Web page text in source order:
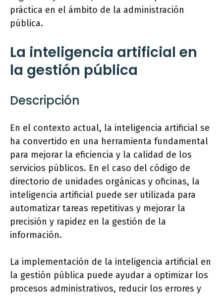
práctica en el ámbito de la administración
pública.
La inteligencia artificial en
la gestión pública
Descripción
En el contexto actual, la inteligencia artificial se
ha convertido en una herramienta fundamental
para mejorar la eficiencia y la calidad de los
servicios públicos. En el caso del código de
directorio de unidades orgánicas y oficinas, la
inteligencia artificial puede ser utilizada para
automatizar tareas repetitivas y mejorar la
precisión y rapidez en la gestión de la
información.
La implementación de la inteligencia artificial en
la gestión pública puede ayudar a optimizar los
procesos administrativos, reducir los errores y